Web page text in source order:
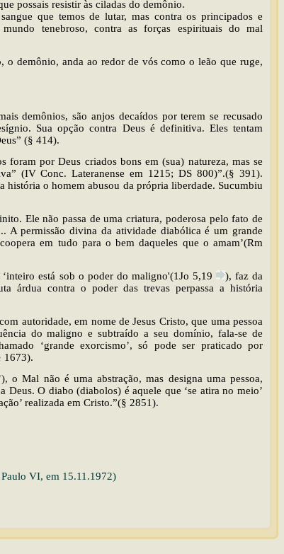
possais resistir às ciladas do demônio.
que temos de lutar, mas contra os principados e
tenebroso, contra as forças espirituais do mal
o demônio, anda ao redor de vós como o leão que ruge,
demônios, são anjos decaídos por terem se recusado
Sua opção contra Deus é definitiva. Eles tentam
(§ 414).
foram por Deus criados bons em (sua) natureza, mas se
(IV Conc. Lateranense em 1215; DS 800)”.(§ 391).
história o homem abusou da própria liberdade. Sucumbiu
Ele não passa de uma criatura, poderosa pelo fato de
A permissão divina da atividade diabólica é um grande
em tudo para o bem daqueles que o amam’(Rm
está sob o poder do maligno'(1Jo 5,19
), faz da
árdua contra o poder das trevas perpassa a história
autoridade, em nome de Jesus Cristo, que uma pessoa
do maligno e subtraído a seu domínio, fala-se de
‘grande exorcismo’, só pode ser praticado por
1673).
o Mal não é uma abstração, mas designa uma pessoa,
Deus. O diabo (diabolos) é aquele que ‘se atira no meio’
realizada em Cristo.”(§ 2851).
VI, em 15.11.1972)